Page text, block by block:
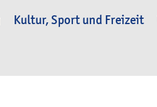
Kultur, Sport und Freizeit